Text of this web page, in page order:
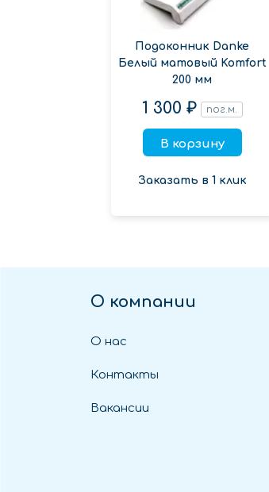
Подоконник Danke
Белый матовый Komfort
200 мм
1 300 ₽ пог.м.
В корзину
Заказать в 1 клик
О компании
О нас
Контакты
Вакансии